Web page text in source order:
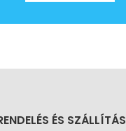
ÉS SZÁLLÍTÁS